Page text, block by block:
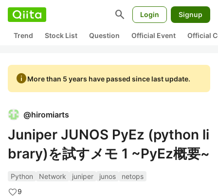
search Login Signup
Trend Stock List Question Official Event Official
infoMore than 5 years have passed since last update.
@hiromiarts
Juniper JUNOS PyEz (python li
brary)を試すメモ 1 ~PyEz概要~
Python Network juniper junos
netops
9